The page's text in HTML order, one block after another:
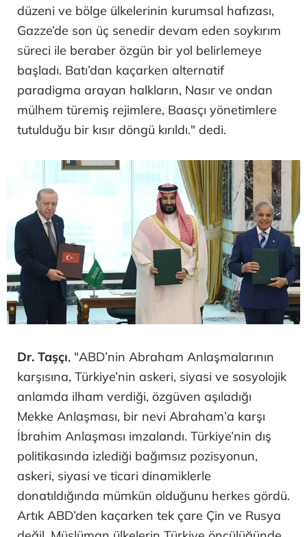
düzeni ve bölge ülkelerinin kurumsal hafızası,
Gazze’de son üç senedir devam eden soykırım
süreci ile beraber özgün bir yol belirlemeye
başladı. Batı’dan kaçarken alternatif
paradigma arayan halkların, Nasır ve ondan
mülhem türemiş rejimlere, Baasçı yönetimlere
tutulduğu bir kısır döngü kırıldı." dedi.
Dr. Taşçı, "ABD’nin Abraham Anlaşmalarının
karşısına, Türkiye’nin askeri, siyasi ve sosyolojik
anlamda ilham verdiği, özgüven aşıladığı
Mekke Anlaşması, bir nevi Abraham’a karşı
İbrahim Anlaşması imzalandı. Türkiye’nin dış
politikasında izlediği bağımsız pozisyonun,
askeri, siyasi ve ticari dinamiklerle
donatıldığında mümkün olduğunu herkes gördü.
Artık ABD’den kaçarken tek çare Çin ve Rusya